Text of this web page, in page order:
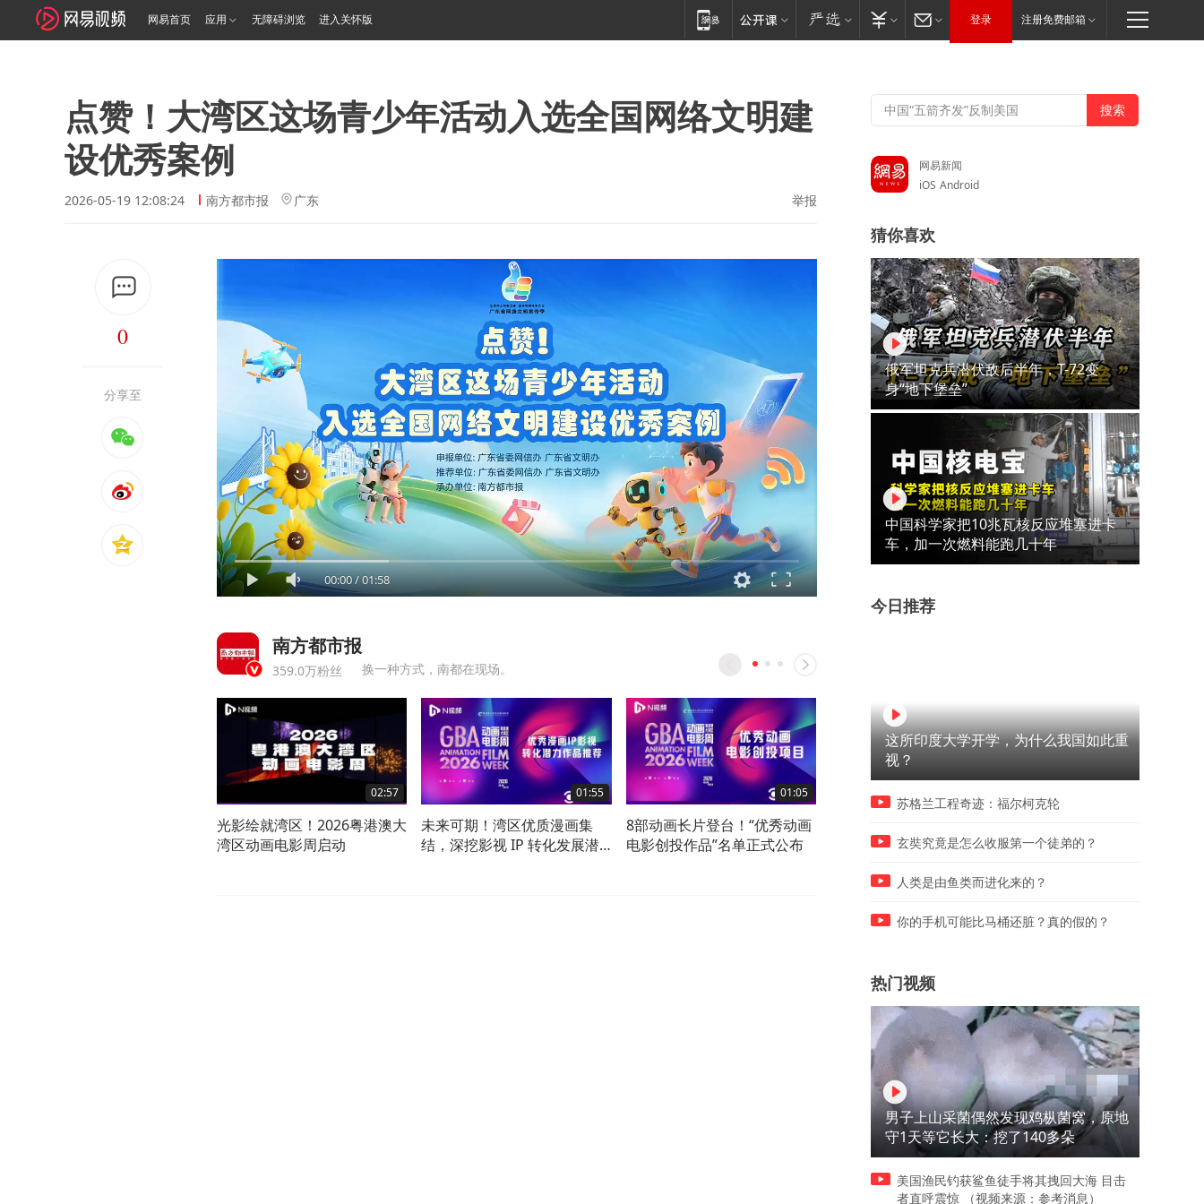
网易首页 应用 无障碍浏览 进入关怀版 登录 注册免费邮箱
点赞！大湾区这场青少年活动入选全国网络文明建
设优秀案例
2026-05-19 12:08:24 南方都市报 广东 举报
0
分享至
00:00/01:58
南方都市报
359.0万粉丝 换一种方式，南都在现场。
02:57
光影绘就湾区！2026粤港澳大
湾区动画电影周启动
01:55
未来可期！湾区优质漫画集
结，深挖影视 IP 转化发展潜
01:05
8部动画长片登台！“优秀动画
电影创投作品”名单正式公布
是否就失去灵魂？
员工行窃被发现后起杀心
网易新闻
iOS Android
猜你喜欢
俄军坦克兵潜伏敌后半年，T-72变
身“地下堡垒”
中国科学家把10兆瓦核反应堆塞进卡
车，加一次燃料能跑几十年
今日推荐
这所印度大学开学，为什么我国如此重
视？
苏格兰工程奇迹：福尔柯克轮
玄奘究竟是怎么收服第一个徒弟的？
人类是由鱼类而进化来的？
你的手机可能比马桶还脏？真的假的？
热门视频
男子上山采菌偶然发现鸡枞菌窝，原地
守1天等它长大：挖了140多朵
美国渔民钓获鲨鱼徒手将其拽回大海 目击
者直呼震惊 （视频来源：参考消息）